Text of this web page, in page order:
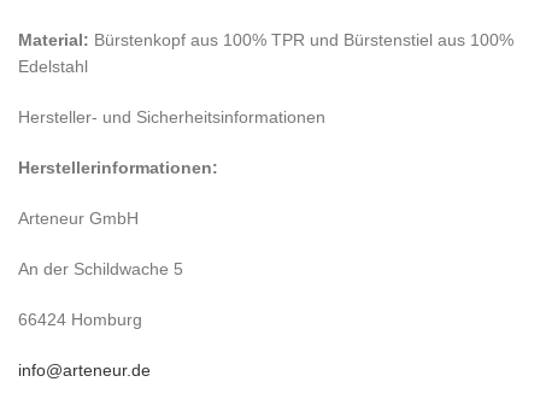
Material: Bürstenkopf aus 100% TPR und Bürstenstiel aus 100%
Edelstahl
Hersteller- und Sicherheitsinformationen
Herstellerinformationen:
Arteneur GmbH
An der Schildwache 5
66424 Homburg
info@arteneur.de